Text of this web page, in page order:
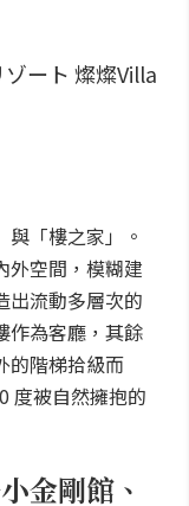
「樓之家」。
外空間，模糊建
出流動多層次的
作為客廳，其餘
的階梯拾級而
度被自然擁抱的
金剛館、